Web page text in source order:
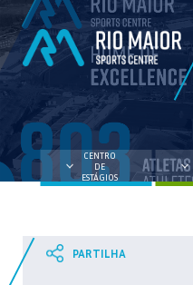
CENTRO
DE
ESTÁGIOS